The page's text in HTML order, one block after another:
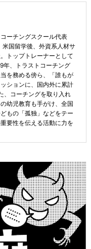
ーチングスクール代表
国留学後、外資系人材サ
トップトレーナーとして
年、トラストコーチング
を務める傍ら、「誰もが
ションに、国内外に累計
、コーチングを取り入れ
幼児教育も手がけ、全国
もの「孤独」などをテー
要性を伝える活動に力を